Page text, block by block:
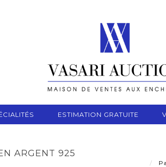
ESTIMATION GRATUITE
ARGENT 925